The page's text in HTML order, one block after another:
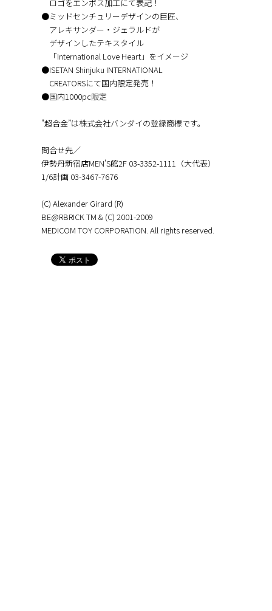
ロゴをエンボス加工にて表記！
●ミッドセンチュリーデザインの巨匠、
アレキサンダー・ジェラルドが
デザインしたテキスタイル
「International Love Heart」をイメージ
●ISETAN Shinjuku INTERNATIONAL
CREATORSにて国内限定発売！
●国内1000pc限定
"超合金”は株式会社バンダイの登録商標です。
問合せ先／
伊勢丹新宿店MEN'S館2F 03-3352-1111（大代表）
1/6計画 03-3467-7676
(C) Alexander Girard (R)
BE@RBRICK TM & (C) 2001-2009
MEDICOM TOY CORPORATION. All rights reserved.